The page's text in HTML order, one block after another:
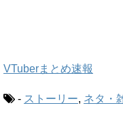
VTuberまとめ速報
- ストーリー, ネタ・